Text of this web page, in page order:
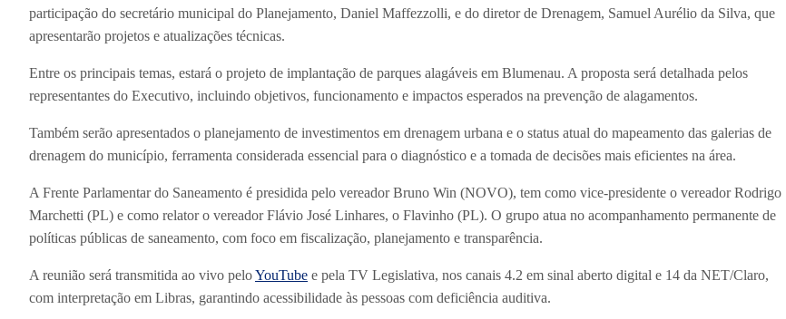
participação do secretário municipal do Planejamento, Daniel Maffezzolli, e do diretor de Drenagem, Samuel Aurélio da Silva, que
apresentarão projetos e atualizações técnicas.
Entre os principais temas, estará o projeto de implantação de parques alagáveis em Blumenau. A proposta será detalhada pelos
representantes do Executivo, incluindo objetivos, funcionamento e impactos esperados na prevenção de alagamentos.
Também serão apresentados o planejamento de investimentos em drenagem urbana e o status atual do mapeamento das galerias de
drenagem do município, ferramenta considerada essencial para o diagnóstico e a tomada de decisões mais eficientes na área.
A Frente Parlamentar do Saneamento é presidida pelo vereador Bruno Win (NOVO), tem como vice-presidente o vereador Rodrigo
Marchetti (PL) e como relator o vereador Flávio José Linhares, o Flavinho (PL). O grupo atua no acompanhamento permanente de
políticas públicas de saneamento, com foco em fiscalização, planejamento e transparência.
A reunião será transmitida ao vivo peloYouTube e pela TV Legislativa, nos canais 4.2 em sinal aberto digital e 14 da NET/Claro,
com interpretação em Libras, garantindo acessibilidade às pessoas com deficiência auditiva.